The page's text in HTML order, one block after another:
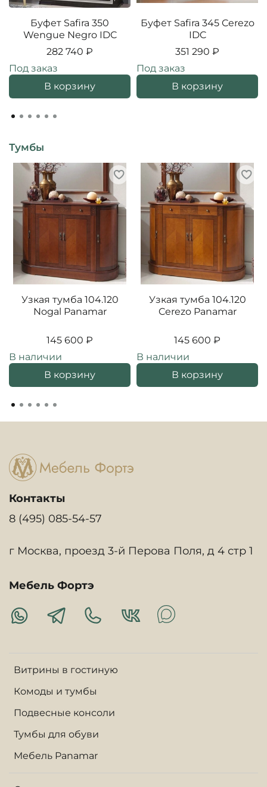
Буфет Safira 350
Wengue Negro IDC
282 740 ₽
Под заказ
В корзину
Буфет Safira 345 Cerezo
IDC
351 290 ₽
Под заказ
В корзину
Тумбы
Узкая тумба 104.120
Nogal Panamar
145 600 ₽
В наличии
В корзину
Узкая тумба 104.120
Cerezo Panamar
145 600 ₽
В наличии
В корзину
Витрины в гостиную
Комоды и тумбы
Подвесные консоли
Тумбы для обуви
Мебель Panamar
Контакты
8 (495) 085-54-57
г Москва, проезд 3-й Перова Поля, д 4 стр 1
Мебель Фортэ